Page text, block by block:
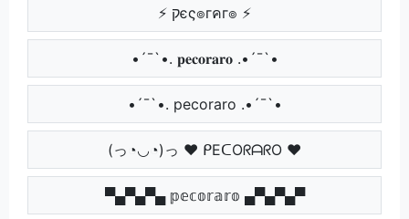
⚡ קєς๏гคг๏ ⚡
•´¯`•. 𝐩𝐞𝐜𝐨𝐫𝐚𝐫𝐨 .•´¯`•
•´¯`•. pecoraro .•´¯`•
(っ◔◡◔)っ ♥ ᑭEᑕOᖇᗩᖇO ♥
▀▄▀▄▀▄ 𝕡𝕖𝕔𝕠𝕣𝕒𝕣𝕠 ▄▀▄▀▄▀